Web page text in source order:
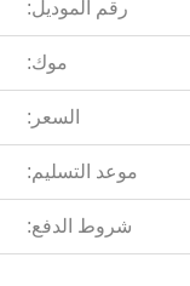
رقم الموديل:
موك:
السعر:
موعد التسليم:
شروط الدفع: